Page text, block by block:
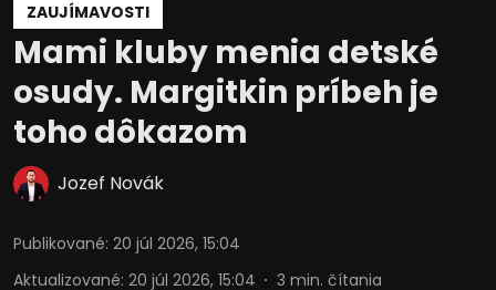
ZAUJÍMAVOSTI
Mami kluby menia detské
osudy. Margitkin príbeh je
toho dôkazom
Jozef Novák
Publikované: 20 júl 2026, 15:04
Aktualizované: 20 júl 2026, 15:04 3 min. čítania